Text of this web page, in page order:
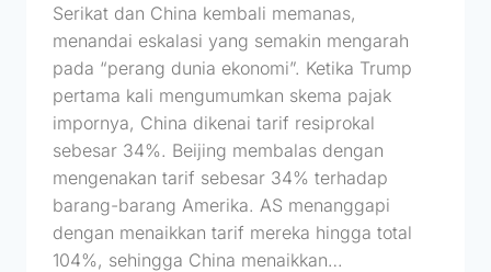
Serikat dan China kembali memanas,
menandai eskalasi yang semakin mengarah
pada “perang dunia ekonomi”. Ketika Trump
pertama kali mengumumkan skema pajak
impornya, China dikenai tarif resiprokal
sebesar 34%. Beijing membalas dengan
mengenakan tarif sebesar 34% terhadap
barang-barang Amerika. AS menanggapi
dengan menaikkan tarif mereka hingga total
104%, sehingga China menaikkan…